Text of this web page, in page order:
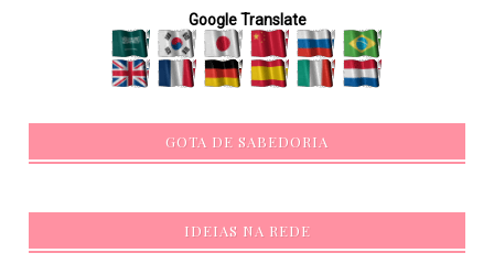
Google Translate
GOTA DE SABEDORIA
IDEIAS NA REDE